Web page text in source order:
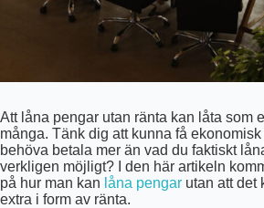
Att låna pengar utan ränta kan låta som
många. Tänk dig att kunna få
behöva betala mer än vad du faktiskt
verkligen möjligt? I den här artikeln
på hur man kan låna pengar utan att det
extra i form av ränta.